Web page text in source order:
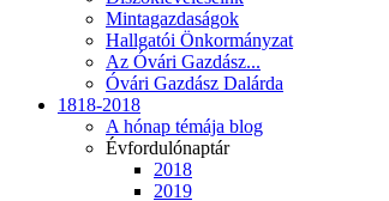
Mintagazdaságok
Hallgatói Önkormányzat
Az Óvári Gazdász...
Óvári Gazdász Dalárda
1818-2018
A hónap témája blog
Évfordulónaptár
2018
2019